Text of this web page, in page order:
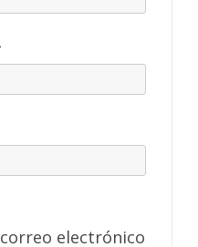
electrónico